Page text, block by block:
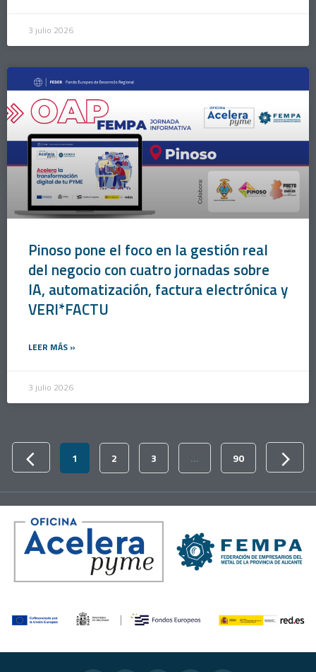
3 julio 2026
Pinoso pone el foco en la gestión real
del negocio con cuatro jornadas sobre
IA, automatización, factura electrónica y
VERI*FACTU
LEER MÁS »
3 julio 2026
1 2 3 … 90